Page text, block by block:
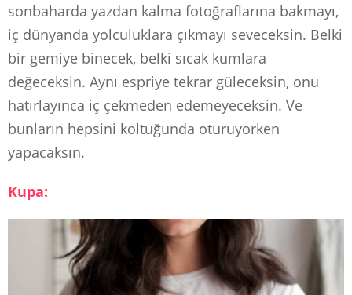
sonbaharda yazdan kalma fotoğraflarına bakmayı,
iç dünyanda yolculuklara çıkmayı seveceksin. Belki
bir gemiye binecek, belki sıcak kumlara
değeceksin. Aynı espriye tekrar güleceksin, onu
hatırlayınca iç çekmeden edemeyeceksin. Ve
bunların hepsini koltuğunda oturuyorken
yapacaksın.
Kupa: